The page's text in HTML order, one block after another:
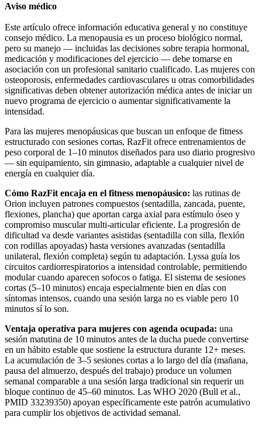
Aviso médico
Este artículo ofrece información educativa general y no constituye
consejo médico. La menopausia es un proceso biológico normal,
pero su manejo — incluidas las decisiones sobre terapia hormonal,
medicación y modificaciones del ejercicio — debe tomarse en
asociación con un profesional sanitario cualificado. Las mujeres con
osteoporosis, enfermedades cardiovasculares u otras comorbilidades
significativas deben obtener autorización médica antes de iniciar un
nuevo programa de ejercicio o aumentar significativamente la
intensidad.
Para las mujeres menopáusicas que buscan un enfoque de fitness
estructurado con sesiones cortas, RazFit ofrece entrenamientos de
peso corporal de 1–10 minutos diseñados para uso diario progresivo
— sin equipamiento, sin gimnasio, adaptable a cualquier nivel de
energía en cualquier día.
Cómo RazFit encaja en el fitness menopáusico: las rutinas de
Orion incluyen patrones compuestos (sentadilla, zancada, puente,
flexiones, plancha) que aportan carga axial para estímulo óseo y
compromiso muscular multi-articular eficiente. La progresión de
dificultad va desde variantes asistidas (sentadilla con silla, flexión
con rodillas apoyadas) hasta versiones avanzadas (sentadilla
unilateral, flexión completa) según tu adaptación. Lyssa guía los
circuitos cardiorrespiratorios a intensidad controlable, permitiendo
modular cuando aparecen sofocos o fatiga. El sistema de sesiones
cortas (5–10 minutos) encaja especialmente bien en días con
síntomas intensos, cuando una sesión larga no es viable pero 10
minutos sí lo son.
Ventaja operativa para mujeres con agenda ocupada: una
sesión matutina de 10 minutos antes de la ducha puede convertirse
en un hábito estable que sostiene la estructura durante 12+ meses.
La acumulación de 3–5 sesiones cortas a lo largo del día (mañana,
pausa del almuerzo, después del trabajo) produce un volumen
semanal comparable a una sesión larga tradicional sin requerir un
bloque continuo de 45–60 minutos. Las WHO 2020 (Bull et al.,
PMID 33239350) apoyan específicamente este patrón acumulativo
para cumplir los objetivos de actividad semanal.